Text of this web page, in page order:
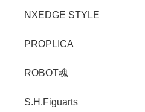
NXEDGE STYLE
PROPLICA
ROBOT魂
S.H.Figuarts